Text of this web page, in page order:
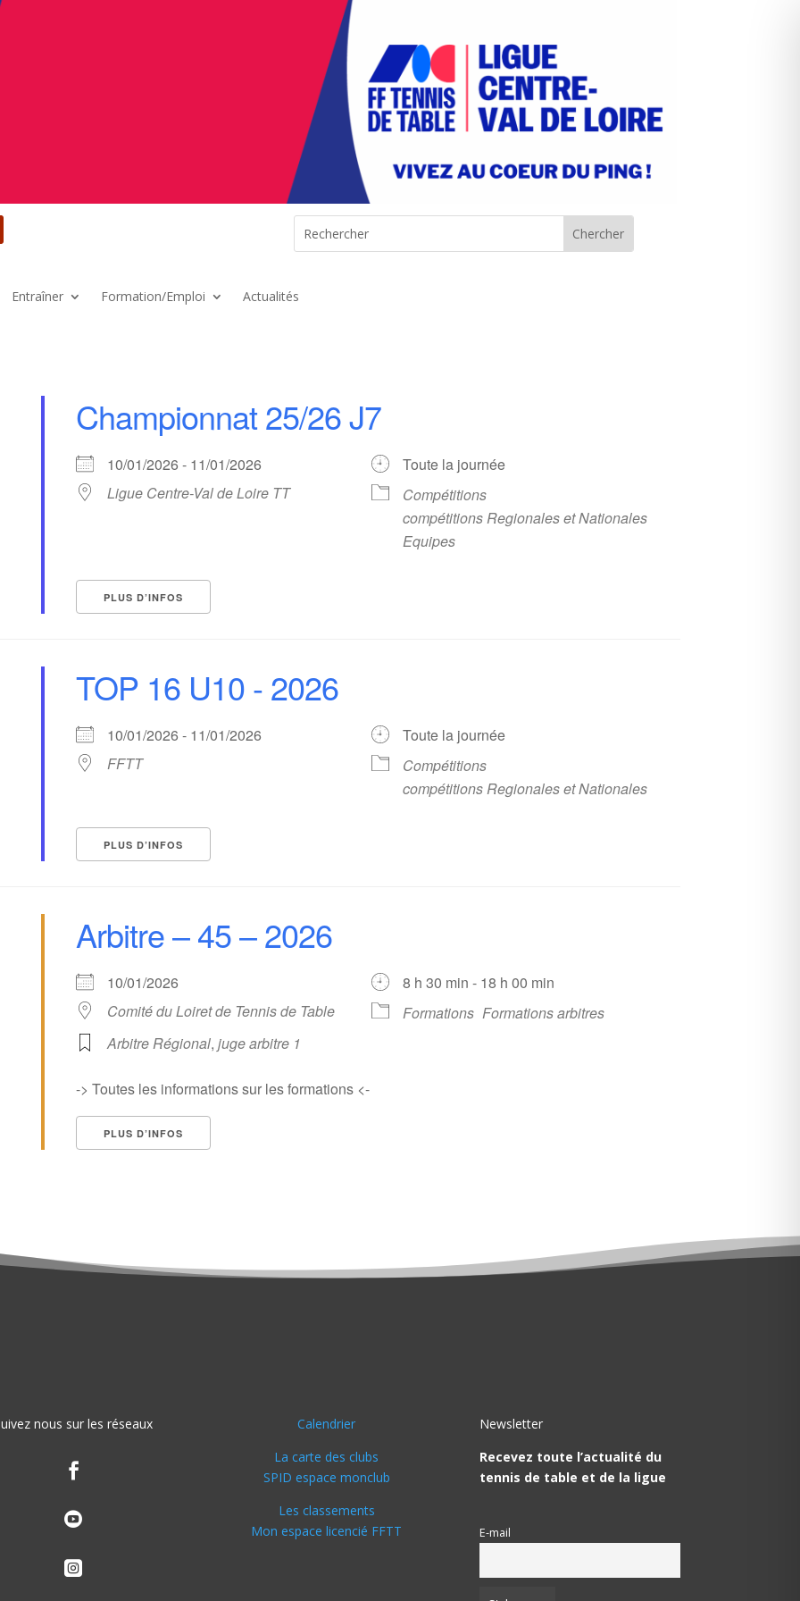
Entraîner Formation/Emploi Actualités
Championnat 25/26 J7
10/01/2026 - 11/01/2026
Toute la journée
Ligue Centre-Val de Loire TT
Compétitions
compétitions Regionales et Nationales
Equipes
PLUS D’INFOS
TOP 16 U10 - 2026
10/01/2026 - 11/01/2026
Toute la journée
FFTT
Compétitions
compétitions Regionales et Nationales
PLUS D’INFOS
Arbitre – 45 – 2026
10/01/2026
8 h 30 min - 18 h 00 min
Comité du Loiret de Tennis de Table
Formations Formations arbitres
Arbitre Régional,juge arbitre 1
-> Toutes les informations sur les formations <-
PLUS D’INFOS
nous sur les réseaux



Calendrier
La carte des clubs
SPID espace monclub
Les classements
Mon espace licencié FFTT
Newsletter
Recevez toute l’actualité du
tennis de table et de la ligue
E-mail